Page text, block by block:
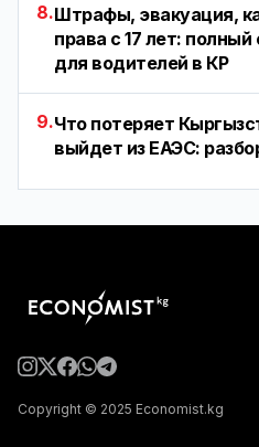
8.Штрафы, эвакуация,
права с 17 лет:
для водителей в КР
9.Что потеряет
выйдет из ЕАЭС:
Copyright © 2025 Economist.kg